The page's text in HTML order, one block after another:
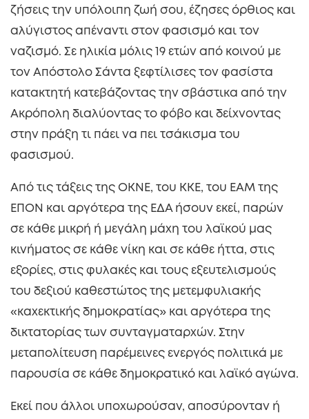
ζήσεις την υπόλοιπη ζωή σου, έζησες όρθιος και
αλύγιστος απέναντι στον φασισμό και τον
ναζισμό. Σε ηλικία μόλις 19 ετών από κοινού με
τον Απόστολο Σάντα ξεφτίλισες τον φασίστα
κατακτητή κατεβάζοντας την σβάστικα από την
Ακρόπολη διαλύοντας το φόβο και δείχνοντας
στην πράξη τι πάει να πει τσάκισμα του
φασισμού.
Από τις τάξεις της ΟΚΝΕ, του ΚΚΕ, του ΕΑΜ της
ΕΠΟΝ και αργότερα της ΕΔΑ ήσουν εκεί, παρών
σε κάθε μικρή ή μεγάλη μάχη του λαϊκού μας
κινήματος σε κάθε νίκη και σε κάθε ήττα, στις
εξορίες, στις φυλακές και τους εξευτελισμούς
του δεξιού καθεστώτος της μετεμφυλιακής
«καχεκτικής δημοκρατίας» και αργότερα της
δικτατορίας των συνταγματαρχών. Στην
μεταπολίτευση παρέμεινες ενεργός πολιτικά με
παρουσία σε κάθε δημοκρατικό και λαϊκό αγώνα.
Εκεί που άλλοι υποχωρούσαν, αποσύρονταν ή